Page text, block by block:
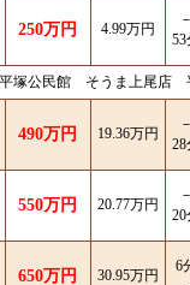
250万円 4.99万円
53
平塚公民館 そうま上尾店
490万円 19.36万円
28
550万円 20.77万円
20
650万円 30.95万円
6